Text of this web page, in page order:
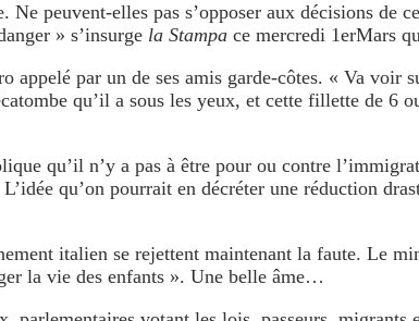
peuvent-elles pas s’opposer aux décisions
» s’insurge la Stampa ce mercredi 1erMars
par un de ses amis garde-côtes. « Va voir
qu’il a sous les yeux, et cette fillette de 6
qu’il n’y a pas à être pour ou contre
qu’on pourrait en décréter une réduction
italien se rejettent maintenant la faute. Le
la vie des enfants ». Une belle âme…